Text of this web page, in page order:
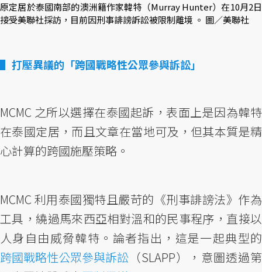
原定居於泰國南部的澳洲籍作家韓特（Murray Hunter）在10月2日
接受美聯社採訪，目前因刑事誹謗訴訟被限制離境 。 圖／美聯社
打壓異議的「跨國戰略性公眾參與訴訟」
MCMC 之所以選擇在泰國起訴，表面上是因為韓特
在泰國定居，而且文章在當地可及，但其本質是精
心計算的跨國施壓策略。
MCMC 利用泰國獨特且嚴苛的《刑事誹謗法》作為
工具，繞過馬來西亞相對溫和的民事程序，直接以
人身自由威脅韓特。論者指出，這是一起典型的
跨國戰略性公眾參與訴訟 （SLAPP），意圖透過第